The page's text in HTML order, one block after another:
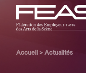
Accueil > Actualités